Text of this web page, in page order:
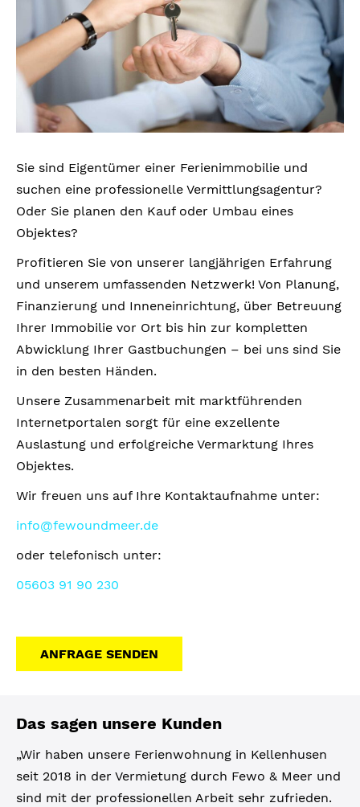
Sie sind Eigentümer einer Ferienimmobilie und
suchen eine professionelle Vermittlungsagentur?
Oder Sie planen den Kauf oder Umbau eines
Objektes?
Profitieren Sie von unserer langjährigen Erfahrung
und unserem umfassenden Netzwerk! Von Planung,
Finanzierung und Inneneinrichtung, über Betreuung
Ihrer Immobilie vor Ort bis hin zur kompletten
Abwicklung Ihrer Gastbuchungen – bei uns sind Sie
in den besten Händen.
Unsere Zusammenarbeit mit marktführenden
Internetportalen sorgt für eine exzellente
Auslastung und erfolgreiche Vermarktung Ihres
Objektes.
Wir freuen uns auf Ihre Kontaktaufnahme unter:
info@fewoundmeer.de
oder telefonisch unter:
05603 91 90 230
ANFRAGE SENDEN
Das sagen unsere Kunden
„Wir haben unsere Ferienwohnung in Kellenhusen
seit 2018 in der Vermietung durch Fewo & Meer und
sind mit der professionellen Arbeit sehr zufrieden.